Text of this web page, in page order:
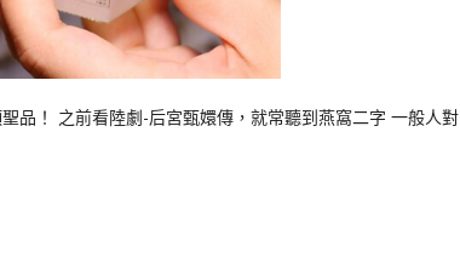
品！ 之前看陸劇-后宮甄嬛傳，就常聽到燕窩二字 一般人對